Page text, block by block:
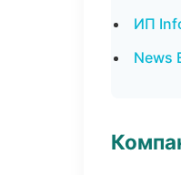
ИП
News